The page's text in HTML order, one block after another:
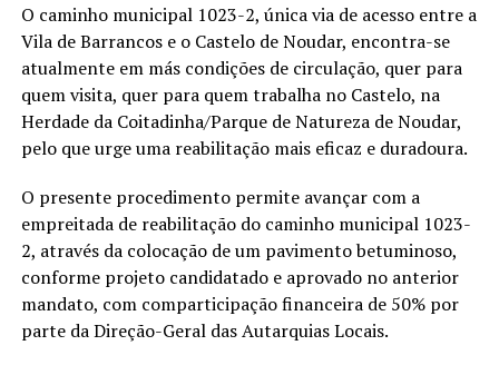
O caminho municipal 1023-2, única via de acesso entre a
Vila de Barrancos e o Castelo de Noudar, encontra-se
atualmente em más condições de circulação, quer para
quem visita, quer para quem trabalha no Castelo, na
Herdade da Coitadinha/Parque de Natureza de Noudar,
pelo que urge uma reabilitação mais eficaz e duradoura.
O presente procedimento permite avançar com a
empreitada de reabilitação do caminho municipal 1023-
2, através da colocação de um pavimento betuminoso,
conforme projeto candidatado e aprovado no anterior
mandato, com comparticipação financeira de 50% por
parte da Direção-Geral das Autarquias Locais.